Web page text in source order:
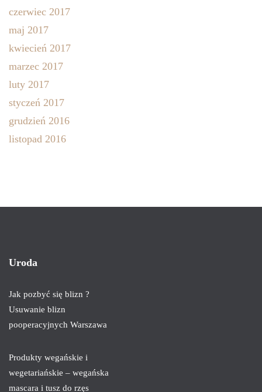
czerwiec 2017
maj 2017
kwiecień 2017
marzec 2017
luty 2017
styczeń 2017
grudzień 2016
listopad 2016
Uroda
Jak pozbyć się blizn ?
Usuwanie blizn
pooperacyjnych Warszawa
Produkty wegańskie i
wegetariańskie – wegańska
mascara i tusz do rzęs